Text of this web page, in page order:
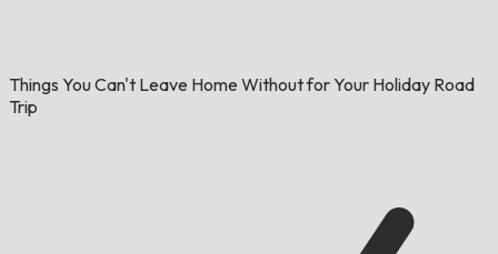
Things You Can't Leave Home Without for Your Holiday Road
Trip